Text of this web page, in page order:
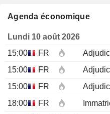
Agenda économique
Lundi 10 août 2026
15:00
FR
15:00
FR
15:00
FR
18:00
FR